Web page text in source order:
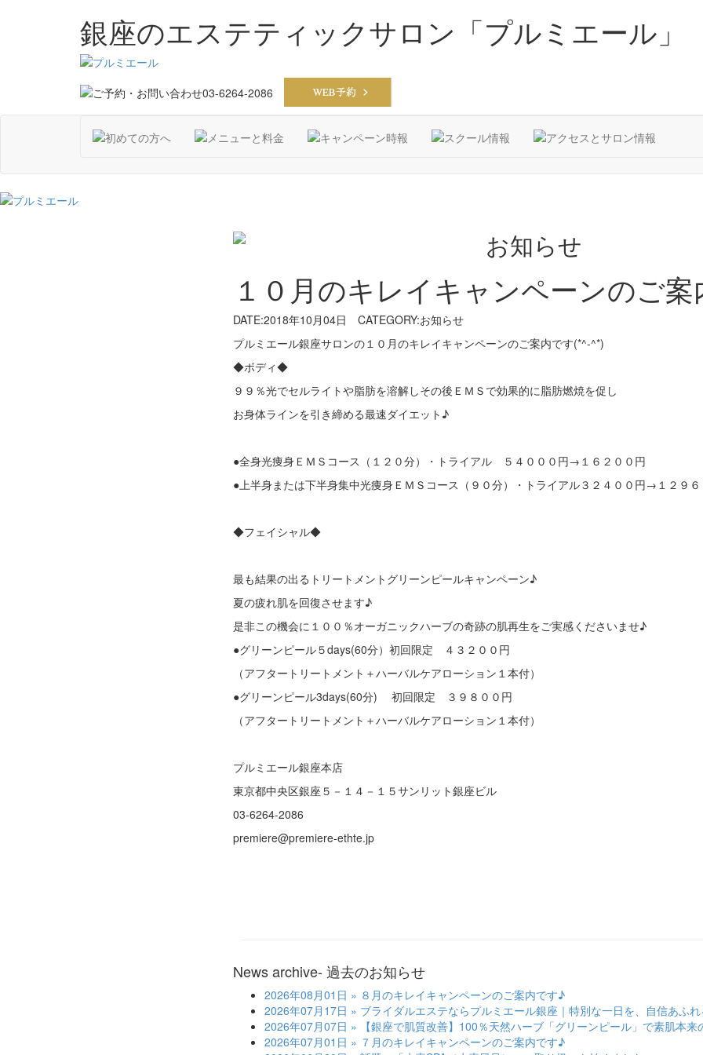
銀座のエステティックサロン「プルミエール」
１０月のキレイキャンペーンのご
DATE:2018年10月04日
CATEGORY:お知らせ
プルミエール銀座サロンの１０月のキレイキャンペーンのご案内です(*^-^*)
◆ボディ◆
９９％光でセルライトや脂肪を溶解しその後ＥＭＳで効果的に脂肪燃焼を促し
お身体ラインを引き締める最速ダイエット♪
●全身光痩身ＥＭＳコース（１２０分）・トライアル ５４０００円→１６２００円
●上半身または下半身集中光痩身ＥＭＳコース（９０分）・トライアル３２４００円→１２９
◆フェイシャル◆
最も結果の出るトリートメントグリーンピールキャンペーン♪
夏の疲れ肌を回復させます♪
是非この機会に１００％オーガニックハーブの奇跡の肌再生をご実感くださいませ♪
●グリーンピール５days(60分）初回限定 ４３２００円
（アフタートリートメント＋ハーバルケアローション１本付）
●グリーンピール3days(60分) 初回限定 ３９８００円
（アフタートリートメント＋ハーバルケアローション１本付）
プルミエール銀座本店
東京都中央区銀座５－１４－１５サンリット銀座ビル
03-6264-2086
premiere@premiere-ethte.jp
News archive- 過去のお知らせ
2026年08月01日 » ８月のキレイキャンペーンのご案内です♪
2026年07月17日 » ブライダルエステならプルミエール銀座｜特別な一日を、自信あふ
2026年07月07日 » 【銀座で肌質改善】100％天然ハーブ「グリーンピール」で素肌本来
2026年07月01日 » ７月のキレイキャンペーンのご案内です♪